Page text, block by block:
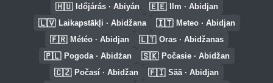
🇭🇺 Időjárás · Abiyán 🇪🇪 Ilm · Abidjan
🇱🇻 Laikapstākļi · Abidžana 🇮🇹 Meteo · Abidjan
🇫🇷 Météo · Abidjan 🇱🇹 Oras · Abidžanas
🇵🇱 Pogoda · Abidżan 🇸🇰 Počasie · Abidžan
🇨🇿 Počasí · Abidžan 🇫🇮 Sää · Abidjan